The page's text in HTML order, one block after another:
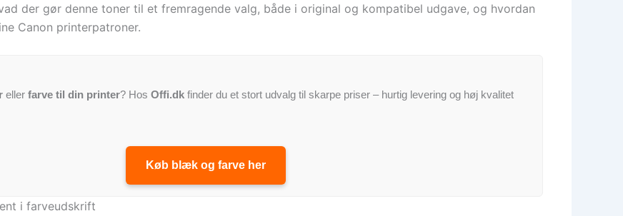
der gør denne toner til et fremragende valg, både i original og kompatibel udgave, og hvordan
Canon printerpatroner.
eller farve til din printer? Hos Offi.dk finder du et stort udvalg til skarpe priser – hurtig levering og høj kvalitet
Køb blæk og farve her
i farveudskrift